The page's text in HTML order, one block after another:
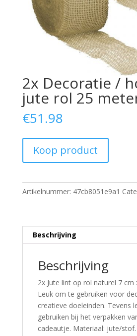
2x Decoratie /
jute rol 25
€51.98
Koop product
Artikelnummer: 47cb8051e9a1
Beschrijving
Beschrijving
2x Jute lint op rol naturel 7 cm
Leuk om te gebruiken voor
creatieve doeleinden. Tevens
gebruiken bij het verpakken
cadeautje. Materiaal: jute/